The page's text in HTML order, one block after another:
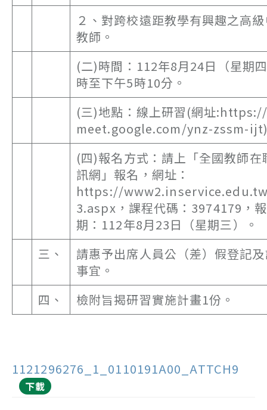
２、對跨校遠距教學有興趣之高
教師。
(二)時間：112年8月24日（星期
時至下午5時10分。
(三)地點：線上研習(網址
meet.google.com/ynz-zssm-
(四)報名方式：請上「全國教師在
訊網」報名，網址：
https://
3.aspx，課程代碼：3974179，
期：112年8月23日（星期三）。
三、
請惠予出席人員公（差）假登記
事宜。
四、
檢附旨揭研習實施計畫1份。
1121296276_1_0110191A00_ATTCH9
下載